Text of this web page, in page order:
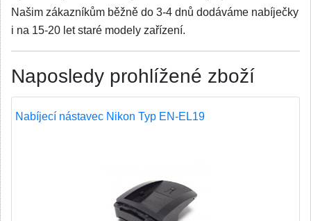
Našim zákazníkům běžně do 3-4 dnů dodáváme nabíječky
i na 15-20 let staré modely zařízení.
Naposledy prohlížené zboží
Nabíjecí nástavec Nikon Typ EN-EL19